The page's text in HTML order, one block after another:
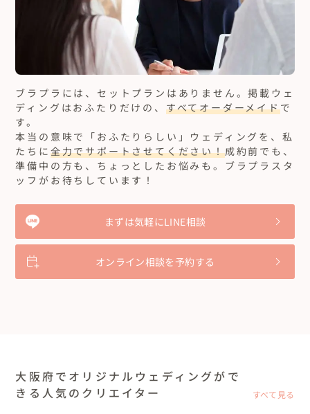
ブラプラには、セットプランはありません。掲載ウェ
ディングはおふたりだけの、 すべてオーダーメイドで
す。
本当の意味で「おふたりらしい」ウェディングを、私
たちに 全力でサポートさせてください！成約前でも、
準備中の方も、ちょっとしたお悩みも。ブラプラスタ
ッフがお待ちしています！
まずは気軽にLINE相談
オンライン相談を予約する
大阪府でオリジナルウェディングがで
きる人気のクリエイター
すべて見る